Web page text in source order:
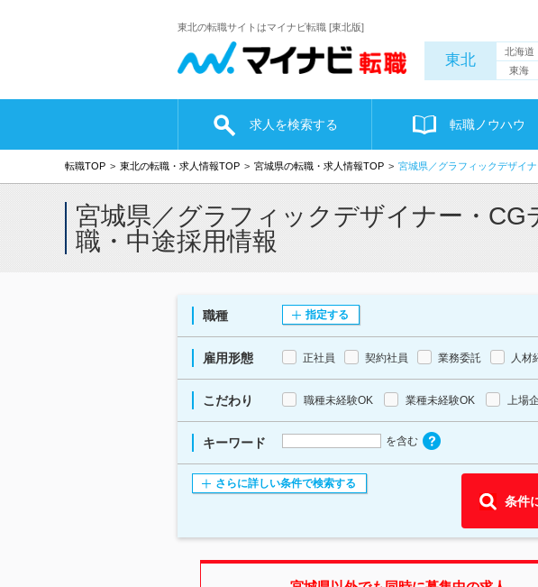
東北の転職サイトはマイナビ転職 [東北版]
東北 北海道
東海
求人を検索する 転職ノウハウ
転職TOP 東北の転職・求人情報TOP 宮城県の転職・求人情報TOP 宮城県／グラフィックデザイ
宮城県／グラフィックデザイナー・
職・中途採用情報
職種 指定する
雇用形態 正社員 契約社員 業務委託 人材
こだわり 職種未経験OK 業種未経験OK 上場
キーワード を含む
さらに詳しい条件で検索する
条件